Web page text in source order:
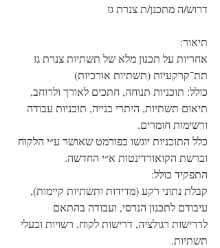
דרוש/ה מתכנן/ת צנרת גז
תיאור:
אחריות על תכנון מלא של תשתיות צנרת גז
תת־קרקעיות (תשתיות אורכיות)
כולל: תוכניות תנוחה, חתכים לאורך ולרוחב,
תיאום תשתיות, היתרי בנייה, תוכניות עבודה
ורשימות חומרים.
כלל התוכניות יוגשו בפורמט שאושר ע״י הלקוח
וברשת הקואורדינטות א״י החדשה.
התפקיד כולל:
קבלת נתוני רקע (מדידות ותשתיות קיימות),
עיבודם לתכנון הנדסי, ועבודה בהתאם
לדרישות רגולציה, דרישות לקוח, רשויות ובעלי
תשתיות.